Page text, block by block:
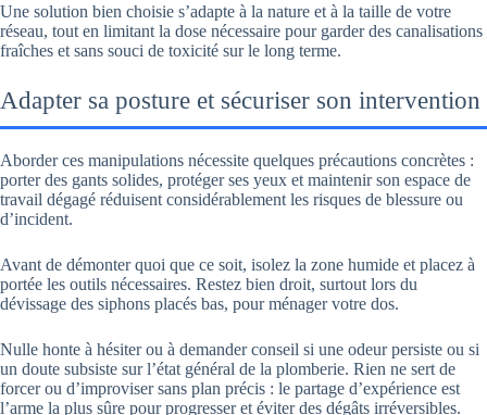
Une solution bien choisie s’adapte à la nature et à la taille de votre
réseau, tout en limitant la dose nécessaire pour garder des canalisations
fraîches et sans souci de toxicité sur le long terme.
Adapter sa posture et sécuriser son intervention
Aborder ces manipulations nécessite quelques précautions concrètes :
porter des gants solides, protéger ses yeux et maintenir son espace de
travail dégagé réduisent considérablement les risques de blessure ou
d’incident.
Avant de démonter quoi que ce soit, isolez la zone humide et placez à
portée les outils nécessaires. Restez bien droit, surtout lors du
dévissage des siphons placés bas, pour ménager votre dos.
Nulle honte à hésiter ou à demander conseil si une odeur persiste ou si
un doute subsiste sur l’état général de la plomberie. Rien ne sert de
forcer ou d’improviser sans plan précis : le partage d’expérience est
l’arme la plus sûre pour progresser et éviter des dégâts irréversibles.